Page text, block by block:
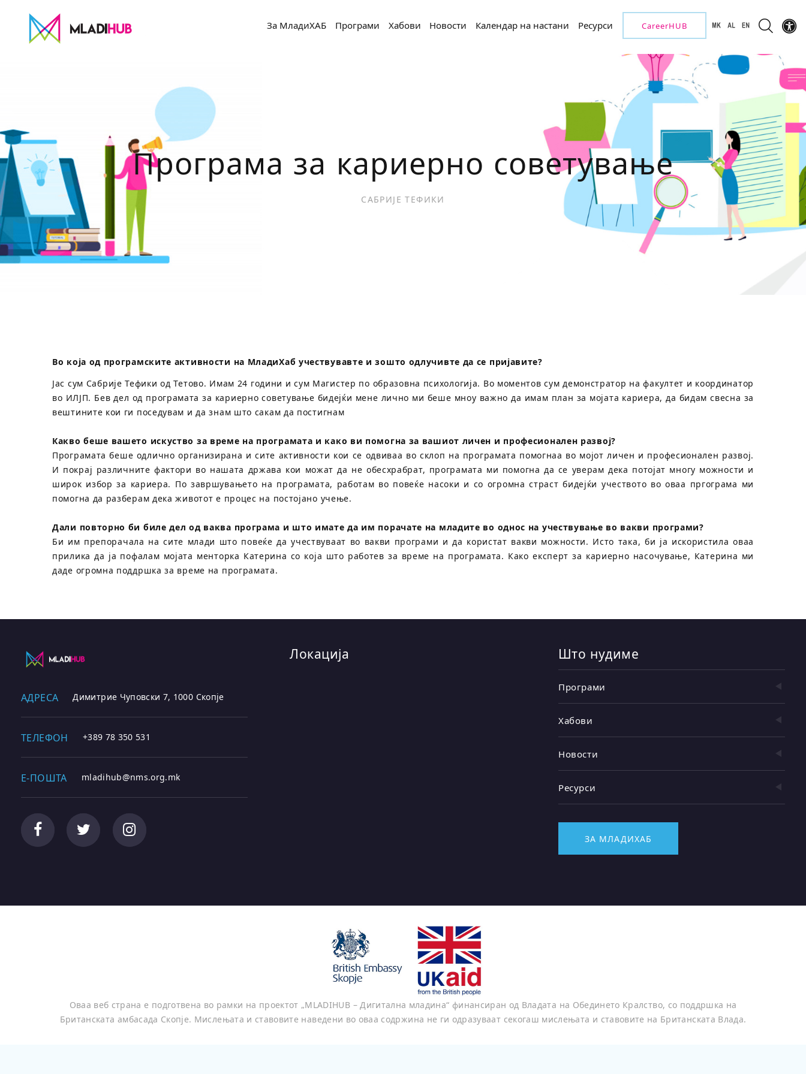
CareerHUB
За МладиХАБ Програми Хабови Новости Календар на настани Ресурси
Програма за кариерно советување
САБРИЈЕ ТЕФИКИ
Во која од програмските активности на МладиХаб учествувавте и зошто одлучивте да се пријавите?
Јас сум Сабрије Тефики од Тетово. Имам 24 години и сум Магистер по образовна психологија. Во моментов сум демонстратор на факултет и координатор
во ИЛЈП. Бев дел од програмата за кариерно советување бидејќи мене лично ми беше мноу важно да имам план за мојата кариера, да бидам свесна за
вештините кои ги поседувам и да знам што сакам да постигнам
Какво беше вашето искуство за време на програмата и како ви помогна за вашиот личен и професионален развој?
Програмата беше одлично организирана и сите активности кои се одвиваа во склоп на програмата помогнаа во мојот личен и професионален развој.
И покрај различните фактори во нашата држава кои можат да не обесхрабрат, програмата ми помогна да се уверам дека потојат многу можности и
широк избор за кариера. По завршувањето на програмата, работам во повеќе насоки и со огромна страст бидејќи учеството во оваа пргограма ми
помогна да разберам дека животот е процес на постојано учење.
Дали повторно би биле дел од ваква програма и што имате да им порачате на младите во однос на учествување во вакви програми?
Би им препорачала на сите млади што повеќе да учествуваат во вакви програми и да користат вакви можности. Исто така, би ја искористила оваа
прилика да ја пофалам мојата менторка Катерина со која што работев за време на програмата. Како експерт за кариерно насочување, Катерина ми
даде огромна поддршка за време на програмата.
АДРЕСА Димитрие Чуповски 7, 1000 Скопје
ТЕЛЕФОН +389 78 350 531
E-ПОШТА mladihub@nms.org.mk
Локација Што нудиме
Програми
Хабови
Новости
Ресурси
ЗА МЛАДИХАБ
Оваа веб страна е подготвена во рамки на проектот „MLADIHUB – Дигитална младина“ финансиран од Владата на Обединето Кралство, со поддршка на
Британската амбасада Скопје. Мислењата и ставовите наведени во оваа содржина не ги одразуваат секогаш мислењата и ставовите на Британската Влада.